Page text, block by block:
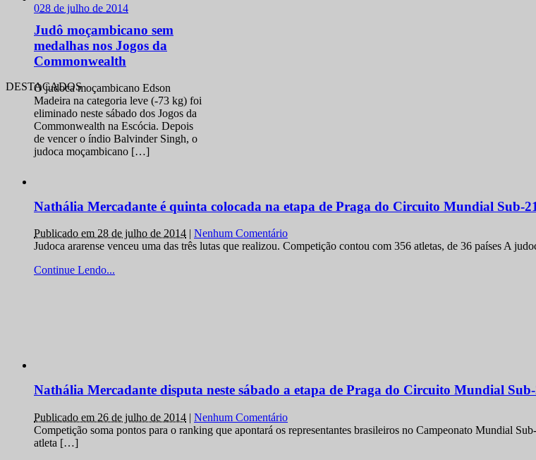
028 de julho de 2014
Judô moçambicano sem
medalhas nos Jogos da
Commonwealth
O judoca moçambicano Edson
Madeira na categoria leve (-73 kg) foi
eliminado neste sábado dos Jogos da
Commonwealth na Escócia. Depois
de vencer o índio Balvinder Singh, o
judoca moçambicano […]
DESTACADOS
Nathália Mercadante é quinta colocada na etapa de Praga do Circuito Mundial Sub-21
Publicado em 28 de julho de 2014 | Nenhum Comentário
Judoca ararense venceu uma das três lutas que realizou. Competição contou com 356 atletas, de 36 países A
Continue Lendo...
atleta […]
Continue Lendo...
RÁPIDAS